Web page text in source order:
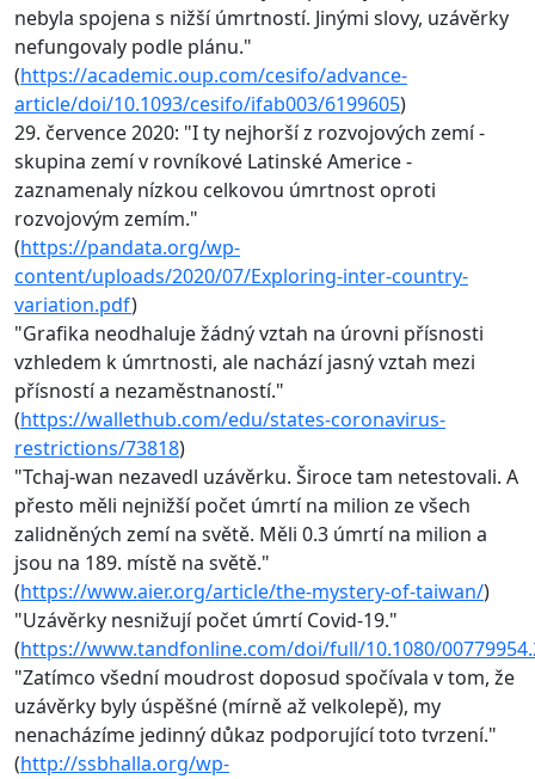
nebyla spojena s nižší úmrtností. Jinými slovy, uzávěrky
nefungovaly podle plánu."
(https://academic.oup.com/cesifo/advance-
article/doi/10.1093/cesifo/ifab003/6199605)
29. července 2020: "I ty nejhorší z rozvojových zemí -
skupina zemí v rovníkové Latinské Americe -
zaznamenaly nízkou celkovou úmrtnost oproti
rozvojovým zemím."
(https://pandata.org/wp-
content/uploads/2020/07/Exploring-inter-country-
variation.pdf)
"Grafika neodhaluje žádný vztah na úrovni přísnosti
vzhledem k úmrtnosti, ale nachází jasný vztah mezi
přísností a nezaměstnaností."
(https://wallethub.com/edu/states-coronavirus-
restrictions/73818)
"Tchaj-wan nezavedl uzávěrku. Široce tam netestovali. A
přesto měli nejnižší počet úmrtí na milion ze všech
zalidněných zemí na světě. Měli 0.3 úmrtí na milion a
jsou na 189. místě na světě."
(https://www.aier.org/article/the-mystery-of-taiwan/)
"Uzávěrky nesnižují počet úmrtí Covid-19."
(https://www.tandfonline.com/doi/full/10.1080/
"Zatímco všední moudrost doposud spočívala v tom, že
uzávěrky byly úspěšné (mírně až velkolepě), my
nenacházíme jedinný důkaz podporující toto tvrzení."
(http://ssbhalla.org/wp-